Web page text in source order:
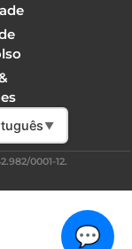
💬
▼
0001-12.